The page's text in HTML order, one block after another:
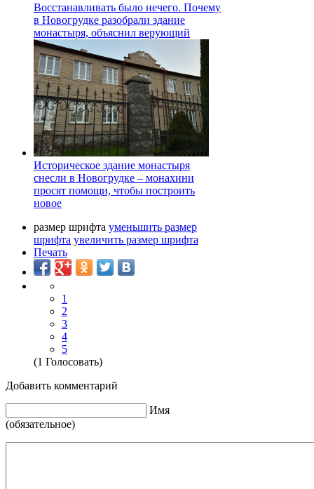
Восстанавливать было нечего. Почему
в Новогрудке разобрали здание
монастыря, объяснил верующий
Историческое здание монастыря
снесли в Новогрудке – монахини
просят помощи, чтобы построить
новое
размер шрифта уменьшить размер
шрифта увеличить размер шрифта
Печать
1
2
3
4
5
(1 Голосовать)
Добавить комментарий
Имя
(обязательное)